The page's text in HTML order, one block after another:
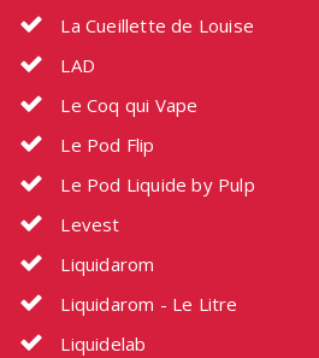
La Cueillette de Louise
LAD
Le Coq qui Vape
Le Pod Flip
Le Pod Liquide by Pulp
Levest
Liquidarom
Liquidarom - Le Litre
Liquidelab